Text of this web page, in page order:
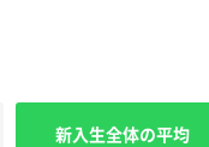
新入生全体の平均